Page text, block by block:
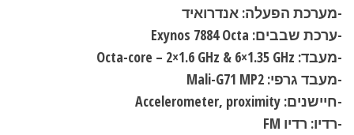
-מערכת הפעלה: אנדרואיד
-ערכת שבבים: Exynos 7884 Octa
-מעבד: Octa-core – 2×1.6 GHz & 6×1.35 GHz
-מעבד גרפי: Mali-G71 MP2
-חיישנים: Accelerometer, proximity
-רדיו: רדיו FM